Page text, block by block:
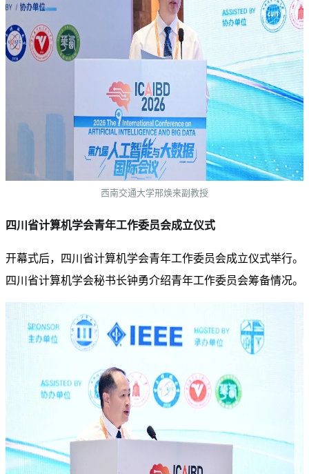
西南交通大学邢焕来副教授
四川省计算机学会青年工作委员会成立仪式
开幕式后，四川省计算机学会青年工作委员会成立仪式举行。
四川省计算机学会秘书长钟勇介绍青年工作委员会筹备情况。